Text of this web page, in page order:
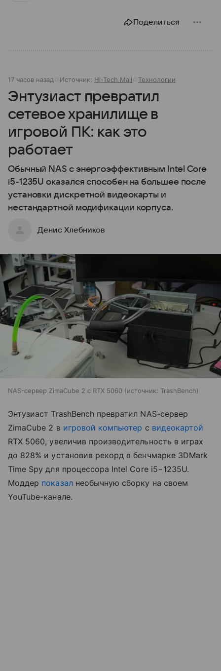
Поделиться
17 часов назад Источник: Hi-Tech Mail Технологии
Энтузиаст превратил
сетевое хранилище в
игровой ПК: как это
работает
Обычный NAS с энергоэффективным Intel Core
i5-1235U оказался способен на большее после
установки дискретной видеокарты и
нестандартной модификации корпуса.
Денис Хлебников
NAS-сервер ZimaCube 2 с RTX 5060 источник: TrashBench
Энтузиаст TrashBench превратил NAS-сервер
ZimaCube 2 в игровой компьютер с видеокартой
RTX 5060, увеличив производительность в играх
до 828% и установив рекорд в бенчмарке 3DMark
Time Spy для процессора Intel Core i5−1235U.
Моддер показалнеобычную сборку на своем
YouTube-канале.